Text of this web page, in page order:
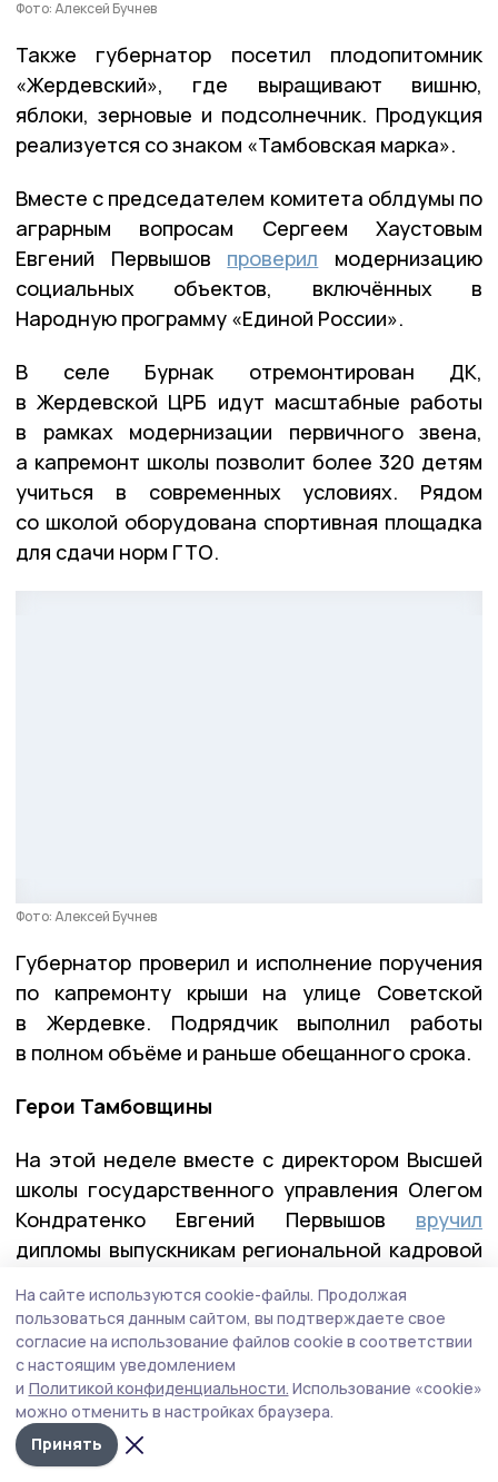
Фото: Алексей Бучнев
Также губернатор посетил плодопитомник
«Жердевский», где выращивают вишню,
яблоки, зерновые и подсолнечник. Продукция
реализуется со знаком «Тамбовская марка».
Вместе с председателем комитета облдумы по
аграрным вопросам Сергеем Хаустовым
Евгений Первышов проверил модернизацию
социальных объектов, включённых в
Народную программу «Единой России».
В селе Бурнак отремонтирован ДК,
в Жердевской ЦРБ идут масштабные работы
в рамках модернизации первичного звена,
а капремонт школы позволит более 320 детям
учиться в современных условиях. Рядом
со школой оборудована спортивная площадка
для сдачи норм ГТО.
Фото: Алексей Бучнев
Губернатор проверил и исполнение поручения
по капремонту крыши на улице Советской
в Жердевке. Подрядчик выполнил работы
в полном объёме и раньше обещанного срока.
Герои Тамбовщины
На этой неделе вместе с директором Высшей
школы государственного управления Олегом
Кондратенко Евгений Первышов вручил
дипломы выпускникам региональной кадровой
программа разрабатывалась по инициативе
Евгения Первышова — выпускника
федеральной программы «Время героев», и
реализовывалась вместе с его коллегами по
программе — Алексеем Кондратьевым и
Константином Кутейниковым. Заявку в
На сайте используются cookie-файлы. Продолжая
пользоваться данным сайтом, вы подтверждаете свое
согласие на использование файлов cookie в соответствии
с настоящим уведомлением
и Политикой конфиденциальности. Использование «cookie»
можно отменить в настройках браузера.
Принять